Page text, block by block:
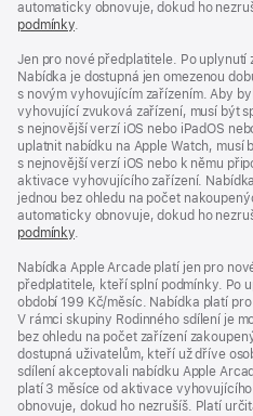
automaticky obnovuje, dokud ho
podmínky.
Jen pro nové předplatitele. Po uplynutí
Nabídka je dostupná jen omezenou
s novým vyhovujícím zařízením. Aby
vyhovující zvuková zařízení, musí být
s nejnovější verzí iOS nebo iPadOS
uplatnit nabídku na Apple Watch, musí
s nejnovější verzí iOS nebo k němu
aktivace vyhovujícího zařízení.
jednou bez ohledu na počet
automaticky obnovuje, dokud ho
podmínky.
Nabídka Apple Arcade platí jen pro
předplatitele, kteří splní podmínky. Po
období 199 Kč/měsíc. Nabídka platí
V rámci skupiny Rodinného sdílení je
bez ohledu na počet zařízení
dostupná uživatelům, kteří už dříve
sdílení akceptovali nabídku Apple
platí 3 měsíce od aktivace
obnovuje, dokud ho nezrušíš. Platí